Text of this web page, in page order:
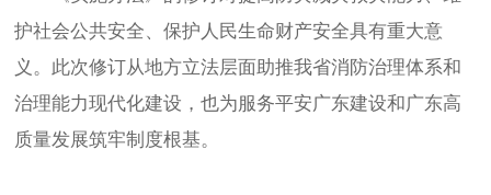
护社会公共安全、保护人民生命财产安全具有重大意
义。此次修订从地方立法层面助推我省消防治理体系和
治理能力现代化建设，也为服务平安广东建设和广东高
质量发展筑牢制度根基。